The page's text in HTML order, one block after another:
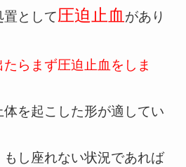
として圧迫止血 があり
らまず圧迫止血をしま
を起こした形が適してい
し座れない状況であれば